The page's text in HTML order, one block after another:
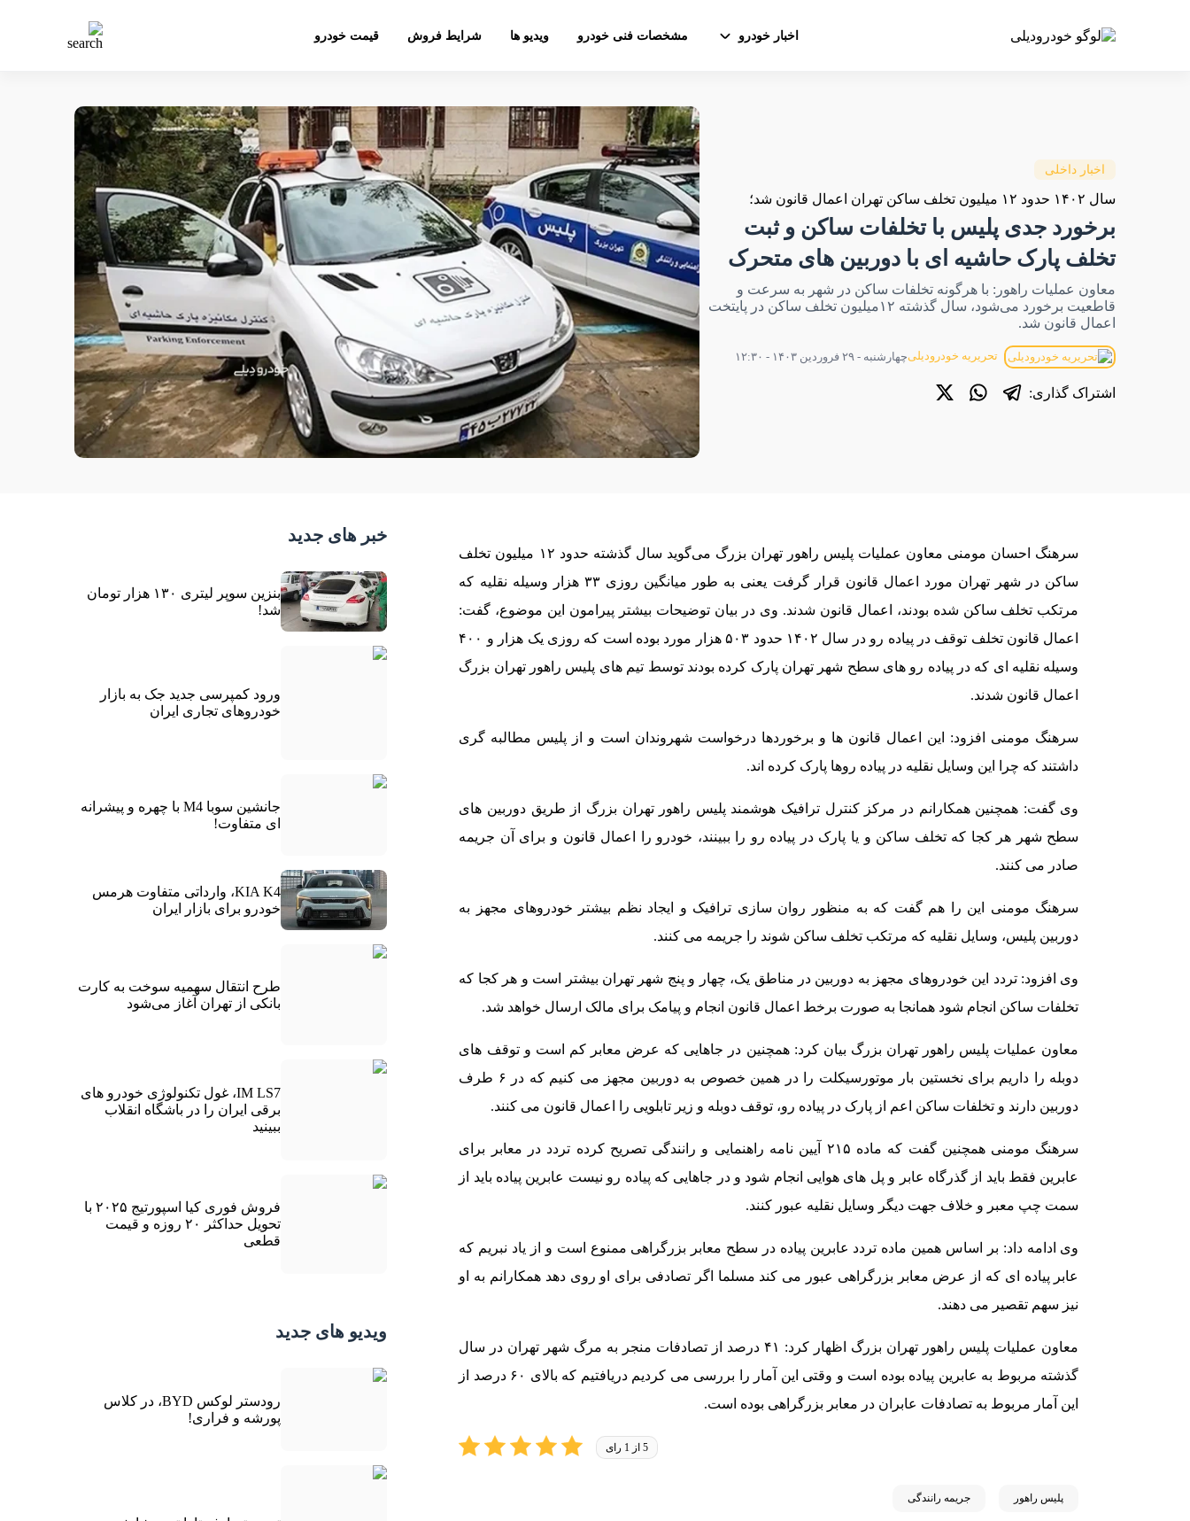
اخبار خودرو مشخصات فنی خودرو ویدیو ها شرایط فروش قیمت خودرو
اخبار داخلی
سال ۱۴۰۲ حدود ۱۲ میلیون تخلف ساکن تهران اعمال قانون شد؛
برخورد جدی پلیس با تخلفات ساکن و ثبت
تخلف پارک حاشیه ای با دوربین های متحرک
معاون عملیات راهور: با هرگونه تخلفات ساکن در شهر به سرعت و
قاطعیت برخورد می‌شود، سال گذشته ۱۲میلیون تخلف ساکن در پایتخت
اعمال قانون شد.
تحریریه خودرودیلیچهارشنبه - ۲۹ فروردین ۱۴۰۳ - ۱۲:۳۰
اشتراک گذاری:
سرهنگ احسان مومنی معاون عملیات پلیس راهور تهران بزرگ می‌گوید سال گذشته حدود ۱۲ میلیون تخلف
ساکن در شهر تهران مورد اعمال قانون قرار گرفت یعنی به طور میانگین روزی ۳۳ هزار وسیله نقلیه که
مرتکب تخلف ساکن شده بودند، اعمال قانون شدند. وی در بیان توضیحات بیشتر پیرامون این موضوع، گفت:
اعمال قانون تخلف توقف در پیاده رو در سال ۱۴۰۲ حدود ۵۰۳ هزار مورد بوده است که روزی یک هزار و ۴۰۰
وسیله نقلیه ای که در پیاده رو های سطح شهر تهران پارک کرده بودند توسط تیم های پلیس راهور تهران بزرگ
اعمال قانون شدند.
سرهنگ مومنی افزود: این اعمال قانون ها و برخوردها درخواست شهروندان است و از پلیس مطالبه گری
داشتند که چرا این وسایل نقلیه در پیاده روها پارک کرده اند.
وی گفت: همچنین همکارانم در مرکز کنترل ترافیک هوشمند پلیس راهور تهران بزرگ از طریق دوربین های
سطح شهر هر کجا که تخلف ساکن و یا پارک در پیاده رو را ببینند، خودرو را اعمال قانون و برای آن جریمه
صادر می کنند.
سرهنگ مومنی این را هم گفت که به منظور روان سازی ترافیک و ایجاد نظم بیشتر خودروهای مجهز به
دوربین پلیس، وسایل نقلیه که مرتکب تخلف ساکن شوند را جریمه می کنند.
وی افزود: تردد این خودروهای مجهز به دوربین در مناطق یک، چهار و پنج شهر تهران بیشتر است و هر کجا که
تخلفات ساکن انجام شود همانجا به صورت برخط اعمال قانون انجام و پیامک برای مالک ارسال خواهد شد.
معاون عملیات پلیس راهور تهران بزرگ بیان کرد: همچنین در جاهایی که عرض معابر کم است و توقف های
دوبله را داریم برای نخستین بار موتورسیکلت را در همین خصوص به دوربین مجهز می کنیم که در ۶ طرف
دوربین دارند و تخلفات ساکن اعم از پارک در پیاده رو، توقف دوبله و زیر تابلویی را اعمال قانون می کنند.
سرهنگ مومنی همچنین گفت که ماده ۲۱۵ آیین نامه راهنمایی و رانندگی تصریح کرده تردد در معابر برای
عابرین فقط باید از گذرگاه عابر و پل های هوایی انجام شود و در جاهایی که پیاده رو نیست عابرین پیاده باید از
سمت چپ معبر و خلاف جهت دیگر وسایل نقلیه عبور کنند.
وی ادامه داد: بر اساس همین ماده تردد عابرین پیاده در سطح معابر بزرگراهی ممنوع است و از یاد نبریم که
عابر پیاده ای که از عرض معابر بزرگراهی عبور می کند مسلما اگر تصادفی برای او روی دهد همکارانم به او
نیز سهم تقصیر می دهند.
معاون عملیات پلیس راهور تهران بزرگ اظهار کرد: ۴۱ درصد از تصادفات منجر به مرگ شهر تهران در سال
گذشته مربوط به عابرین پیاده بوده است و وقتی این آمار را بررسی می کردیم دریافتیم که بالای ۶۰ درصد از
این آمار مربوط به تصادفات عابران در معابر بزرگراهی بوده است.
5 از 1 رای
پلیس راهور جریمه رانندگی
خبر های جدید
بنزین سوپر لیتری ۱۳۰ هزار تومان
شد!
ورود کمپرسی جدید جک به بازار
خودروهای تجاری ایران
جانشین سوبا M4 با چهره و پیشرانه
ای متفاوت!
KIA K4، وارداتی متفاوت هرمس
خودرو برای بازار ایران
طرح انتقال سهمیه سوخت به کارت
بانکی از تهران آغاز می‌شود
IM LS7، غول تکنولوژی خودرو های
برقی ایران را در باشگاه انقلاب
ببینید
فروش فوری کیا اسپورتیج ۲۰۲۵ با
تحویل حداکثر ۲۰ روزه و قیمت
قطعی
ویدیو های جدید
رودستر لوکس BYD، در کلاس
پورشه و فراری!